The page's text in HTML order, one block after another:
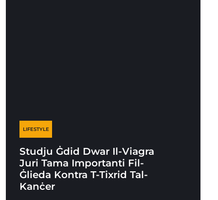
LIFESTYLE
Studju Ġdid Dwar Il-Viagra
Juri Tama Importanti Fil-
Ġlieda Kontra T-Tixrid Tal-
Kanċer